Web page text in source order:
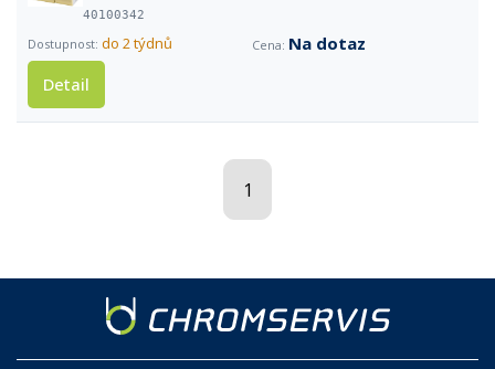
40100342
do 2 týdnů
Na dotaz
Detail
1